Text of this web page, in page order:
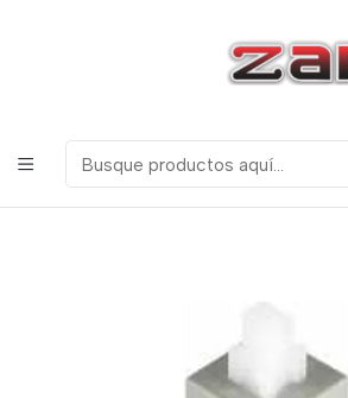
ELECTRONICOS, ROBOTICA &
Discretos
INTERRUPTOR SWITCH